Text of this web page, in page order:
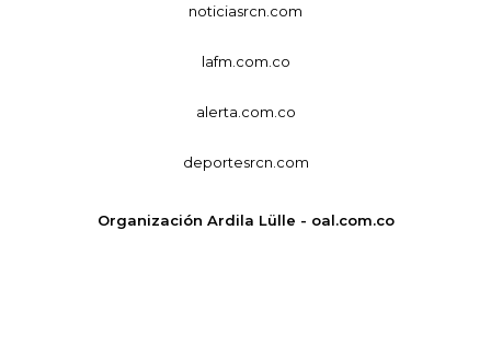
noticiasrcn.com
lafm.com.co
alerta.com.co
deportesrcn.com
Organización Ardila Lülle - oal.com.co